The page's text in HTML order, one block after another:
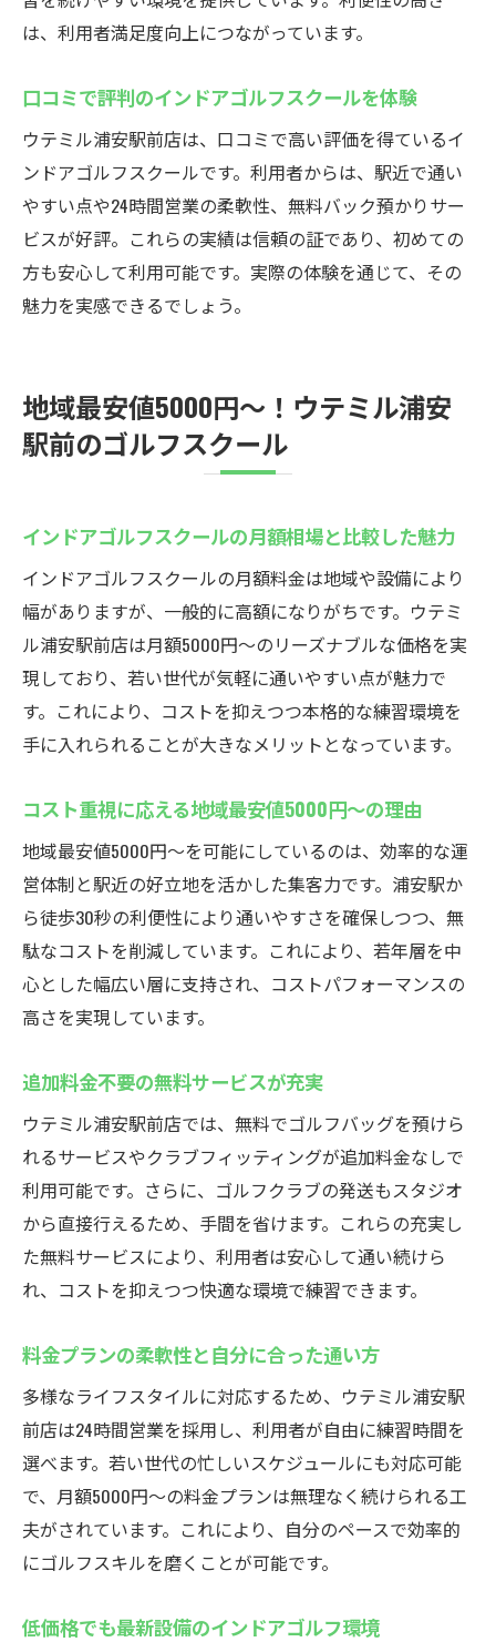
は、利用者満足度向上につながっています。
口コミで評判のインドアゴルフスクールを体験
ウテミル浦安駅前店は、口コミで高い評価を得ているイ
ンドアゴルフスクールです。利用者からは、駅近で通い
やすい点や24時間営業の柔軟性、無料バック預かりサー
ビスが好評。これらの実績は信頼の証であり、初めての
方も安心して利用可能です。実際の体験を通じて、その
魅力を実感できるでしょう。
地域最安値5000円〜！ウテミル浦安
駅前のゴルフスクール
インドアゴルフスクールの月額相場と比較した魅力
インドアゴルフスクールの月額料金は地域や設備により
幅がありますが、一般的に高額になりがちです。ウテミ
ル浦安駅前店は月額5000円〜のリーズナブルな価格を実
現しており、若い世代が気軽に通いやすい点が魅力で
す。これにより、コストを抑えつつ本格的な練習環境を
手に入れられることが大きなメリットとなっています。
コスト重視に応える地域最安値5000円〜の理由
地域最安値5000円〜を可能にしているのは、効率的な運
営体制と駅近の好立地を活かした集客力です。浦安駅か
ら徒歩30秒の利便性により通いやすさを確保しつつ、無
駄なコストを削減しています。これにより、若年層を中
心とした幅広い層に支持され、コストパフォーマンスの
高さを実現しています。
追加料金不要の無料サービスが充実
ウテミル浦安駅前店では、無料でゴルフバッグを預けら
れるサービスやクラブフィッティングが追加料金なしで
利用可能です。さらに、ゴルフクラブの発送もスタジオ
から直接行えるため、手間を省けます。これらの充実し
た無料サービスにより、利用者は安心して通い続けら
れ、コストを抑えつつ快適な環境で練習できます。
料金プランの柔軟性と自分に合った通い方
多様なライフスタイルに対応するため、ウテミル浦安駅
前店は24時間営業を採用し、利用者が自由に練習時間を
選べます。若い世代の忙しいスケジュールにも対応可能
で、月額5000円〜の料金プランは無理なく続けられる工
夫がされています。これにより、自分のペースで効率的
にゴルフスキルを磨くことが可能です。
低価格でも最新設備のインドアゴルフ環境